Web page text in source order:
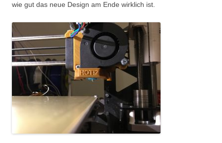
wie gut das neue Design am Ende wirklich ist.